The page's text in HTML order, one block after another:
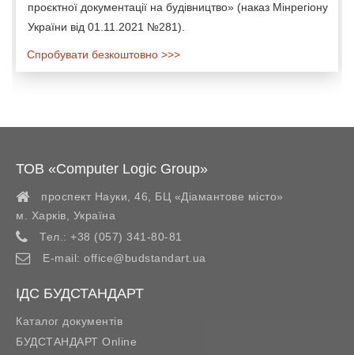
проєктної документації на будівництво» (наказ Мінрегіону
України від 01.11.2021 №281).
Спробувати безкоштовно >>>
ТОВ «Computer Logic Group»
проспект Науки, 46, БЦ «Діамантове місто»
м. Харків
Україна
Тел.: +38 (057) 341-80-81
E-mail: office@budstandart.ua
ІДС БУДСТАНДАРТ
Каталог документів
БУДСТАНДАРТ Online